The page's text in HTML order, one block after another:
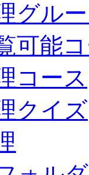
グル
可能
コース
クイズ